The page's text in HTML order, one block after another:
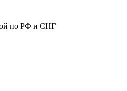
по РФ и СНГ